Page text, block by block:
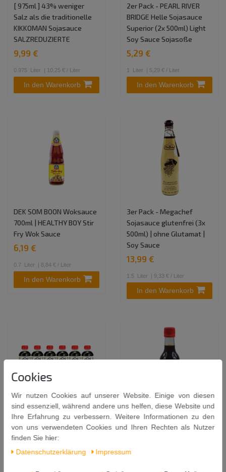
[ 975ml ] 43% weniger
Salz als die traditionelle
KIKKOMAN Sojasauce
SALZREDUZIERTE
9,99 €
0.975 Liter | 10,25 € / Liter
In den Warenkorb
2er Pack - PEARL RIVER
BRIDGE Helle Sojasauce
Superior (2x 500ml) Light
Soy Sauce Sojasoße
5,29 €
1 Liter | 5,29 € / Liter
In den Warenkorb
DEK SOM BOON Woksauce
700ml | HEALTHY BOY Stir
Fry Wok Sauce
6,19 €
0.7 Liter | 8,84 € / Liter
In den Warenkorb
3er Pack - Megachef
Sojasauce glutenfrei (3x
500ml) | ohne Glutamat |
Soy Sauce
13,99 €
1.5 Liter | 9,33 € / Liter
In den Warenkorb
6er Pack - YAMASA
Sojasauce aus Japan (6x
500ml) | natürlich gebraut
| SOY SAUCE
6er Pack - KIKKOMAN Wok
Sauce Wok Sojasauce (6x
27,59 €
| 18,39 € / Liter
Cookies
Wir nutzen Cookies auf unserer Website. Einige von diesen
sind essenziell, während andere uns helfen, diese Website und
Ihre Erfahrung zu verbessern. Weitere Informationen zu den
von uns verwendeten Cookies und Ihren Rechten als Nutzer
finden Sie hier:
Daten­schutz­erklärung
Impressum